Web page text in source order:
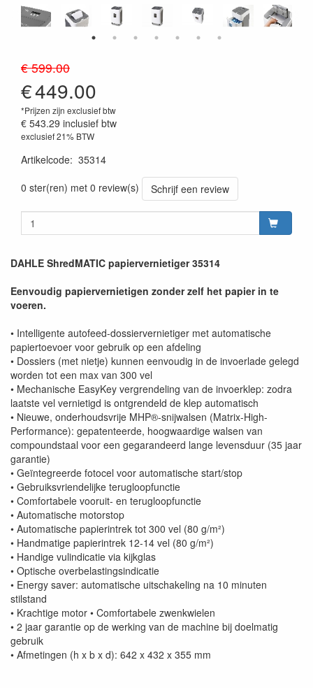
€ 599.00
€449.00
*Prijzen zijn exclusief btw
€ 543.29 inclusief btw
exclusief 21% BTW
Artikelcode: 35314
0 ster(ren) met 0 review(s)
Schrijf een review
DAHLE ShredMATIC papiervernietiger 35314
Eenvoudig papiervernietigen zonder zelf het papier in te
voeren.
• Intelligente autofeed-dossiervernietiger met automatische
papiertoevoer voor gebruik op een afdeling
• Dossiers (met nietje) kunnen eenvoudig in de invoerlade gelegd
worden tot een max van 300 vel
• Mechanische EasyKey vergrendeling van de invoerklep: zodra
laatste vel vernietigd is ontgrendeld de klep automatisch
• Nieuwe, onderhoudsvrije MHP®-snijwalsen (Matrix-High-
Performance): gepatenteerde, hoogwaardige walsen van
compoundstaal voor een gegarandeerd lange levensduur (35 jaar
garantie)
• Geïntegreerde fotocel voor automatische start/stop
• Gebruiksvriendelijke terugloopfunctie
• Comfortabele vooruit- en terugloopfunctie
• Automatische motorstop
• Automatische papierintrek tot 300 vel (80 g/m²)
• Handmatige papierintrek 12-14 vel (80 g/m²)
• Handige vulindicatie via kijkglas
• Optische overbelastingsindicatie
• Energy saver: automatische uitschakeling na 10 minuten
stilstand
• Krachtige motor • Comfortabele zwenkwielen
• 2 jaar garantie op de werking van de machine bij doelmatig
gebruik
• Afmetingen (h x b x d): 642 x 432 x 355 mm